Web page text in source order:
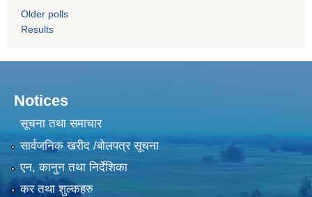
Older polls
Results
Notices
सूचना तथा समाचार
सार्वजनिक खरीद /बोलपत्र सूचना
एन, कानुन तथा निर्देशिका
कर तथा शुल्कहरु